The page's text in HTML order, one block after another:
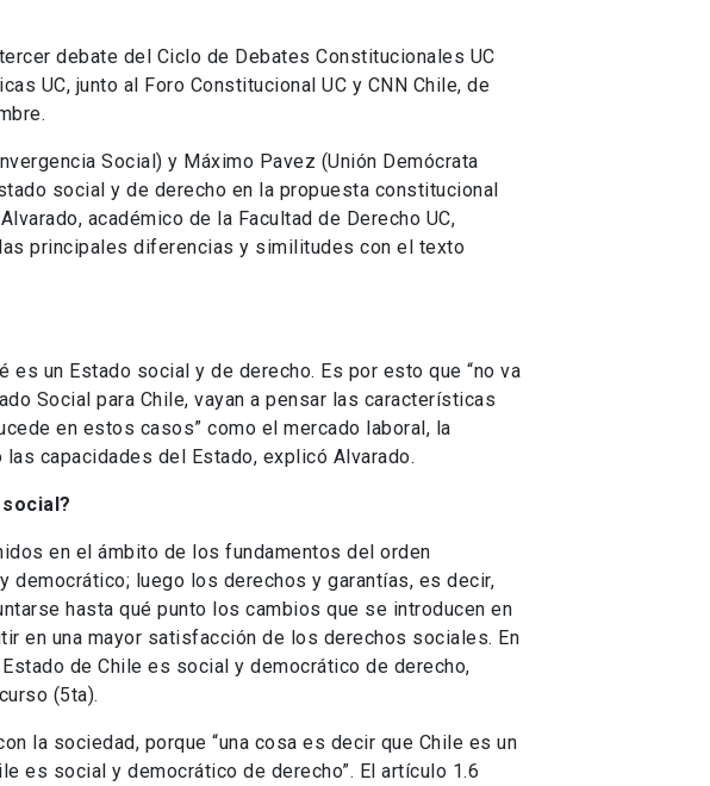
debate del Ciclo de Debates Constitucionales UC
UC, junto al Foro Constitucional UC y CNN Chile, de
Social) y Máximo Pavez (Unión Demócrata
social y de derecho en la propuesta constitucional
académico de la Facultad de Derecho UC,
principales diferencias y similitudes con el texto
un Estado social y de derecho. Es por esto que “no va
Social para Chile, vayan a pensar las características
en estos casos” como el mercado laboral, la
capacidades del Estado, explicó Alvarado.
en el ámbito de los fundamentos del orden
luego los derechos y garantías, es decir,
hasta qué punto los cambios que se introducen en
en una mayor satisfacción de los derechos sociales. En
de Chile es social y democrático de derecho,
(5ta).
la sociedad, porque “una cosa es decir que Chile es un
es social y democrático de derecho”. El artículo 1.6